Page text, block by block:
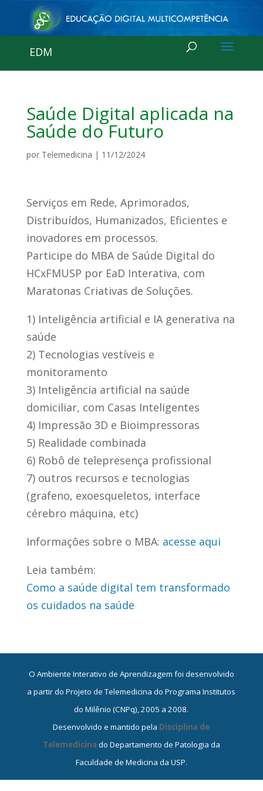
EDM
Saúde Digital aplicada na
Saúde do Futuro
por Telemedicina | 11/12/2024
Serviços em Rede, Aprimorados,
Distribuídos, Humanizados, Eficientes e
inovadores em processos.
Participe do MBA de Saúde Digital do
HCxFMUSP por EaD Interativa, com
Maratonas Criativas de Soluções.
1) Inteligência artificial e IA generativa na
saúde
2) Tecnologias vestíveis e
monitoramento
3) Inteligência artificial na saúde
domiciliar, com Casas Inteligentes
4) Impressão 3D e Bioimpressoras
5) Realidade combinada
6) Robô de telepresença profissional
7) outros recursos e tecnologias
(grafeno, exoesqueletos, interface
cérebro máquina, etc)
Informações sobre o MBA: acesse aqui
Leia também:
Como a saúde digital tem transformado
os cuidados na saúde
O Ambiente Interativo de Aprendizagem foi desenvolvido
a partir do Projeto de Telemedicina do Programa Institutos
do Milênio (CNPq), 2005 a 2008.
Desenvolvido e mantido pela Disciplina de
Telemedicina do Departamento de Patologia da
Faculdade de Medicina da USP.